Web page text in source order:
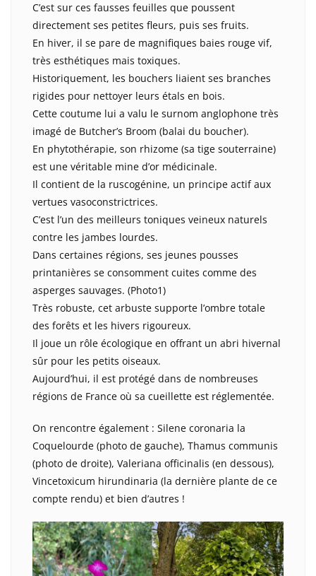
C’est sur ces fausses feuilles que poussent
directement ses petites fleurs, puis ses fruits.
En hiver, il se pare de magnifiques baies rouge vif,
très esthétiques mais toxiques.
Historiquement, les bouchers liaient ses branches
rigides pour nettoyer leurs étals en bois.
Cette coutume lui a valu le surnom anglophone très
imagé de Butcher’s Broom (balai du boucher).
En phytothérapie, son rhizome (sa tige souterraine)
est une véritable mine d’or médicinale.
Il contient de la ruscogénine, un principe actif aux
vertues vasoconstrictrices.
C’est l’un des meilleurs toniques veineux naturels
contre les jambes lourdes.
Dans certaines régions, ses jeunes pousses
printanières se consomment cuites comme des
asperges sauvages. (Photo1)
Très robuste, cet arbuste supporte l’ombre totale
des forêts et les hivers rigoureux.
Il joue un rôle écologique en offrant un abri hivernal
sûr pour les petits oiseaux.
Aujourd’hui, il est protégé dans de nombreuses
régions de France où sa cueillette est réglementée.
On rencontre également : Silene coronaria la
Coquelourde (photo de gauche), Thamus communis
(photo de droite), Valeriana officinalis (en dessous),
Vincetoxicum hirundinaria (la dernière plante de ce
compte rendu) et bien d’autres !